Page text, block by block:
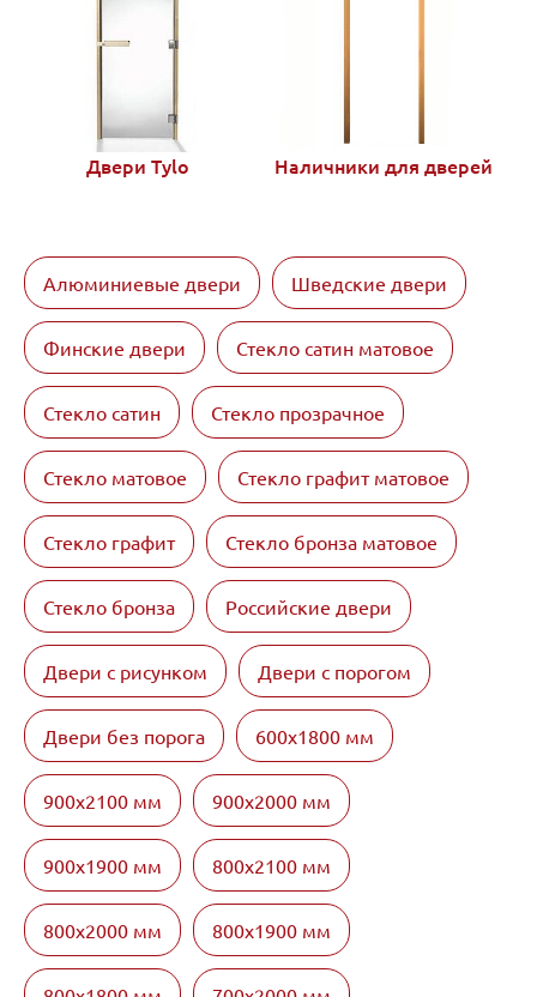
Двери Tylo Наличники для дверей
Алюминиевые двери Шведские двери
Финские двери Стекло сатин матовое
Стекло сатин Стекло прозрачное
Стекло матовое Стекло графит матовое
Стекло графит Стекло бронза матовое
Стекло бронза Российские двери
Двери с рисунком Двери с порогом
Двери без порога 600х1800 мм
900х2100 мм 900х2000 мм
900х1900 мм 800х2100 мм
800х2000 мм 800х1900 мм